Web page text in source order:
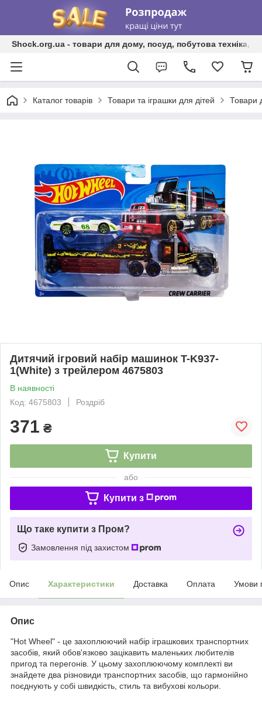
Shock.org.ua - товари для дому, посуд, побутова техніка,
Каталог товарів Товари та іграшки для дітей Товари
Дитячий ігровий набір машинок T-K937-
1(White) з трейлером 4675803
В наявності
Код: 4675803
Роздріб
371 ₴
Купити
або
Купити з
Що таке купити з Пром?
Замовлення під захистом
Опис Характеристики Доставка Оплата Умови
Опис
"Hot Wheel" - це захоплюючий набір іграшкових транспортних
засобів, який обов'язково зацікавить маленьких любителів
пригод та перегонів. У цьому захоплюючому комплекті ви
знайдете два різновиди транспортних засобів, що гармонійно
поєднують у собі швидкість, стиль та вибухові кольори.